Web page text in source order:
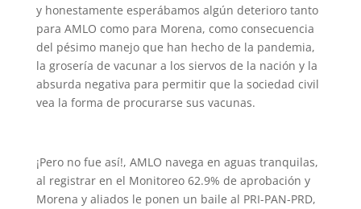
y honestamente esperábamos algún deterioro tanto
para AMLO como para Morena, como consecuencia
del pésimo manejo que han hecho de la pandemia,
la grosería de vacunar a los siervos de la nación y la
absurda negativa para permitir que la sociedad civil
vea la forma de procurarse sus vacunas.
¡Pero no fue así!, AMLO navega en aguas tranquilas,
al registrar en el Monitoreo 62.9% de aprobación y
Morena y aliados le ponen un baile al PRI-PAN-PRD,